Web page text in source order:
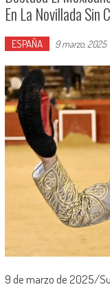
En La Novillada Sin
ESPAÑA 9 marzo, 2025
9 de marzo de 2025/